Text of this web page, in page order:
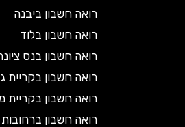
רואה חשבון ביבנה
רואה חשבון בלוד
רואה חשבון בנס ציונה
רואה חשבון בקריית גת
רואה חשבון בקריית מלאכי
רואה חשבון ברחובות